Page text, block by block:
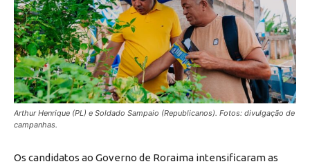
Arthur Henrique (PL) e Soldado Sampaio (Republicanos). Fotos: divulgação de
campanhas.
Os candidatos ao Governo de Roraima intensificaram as